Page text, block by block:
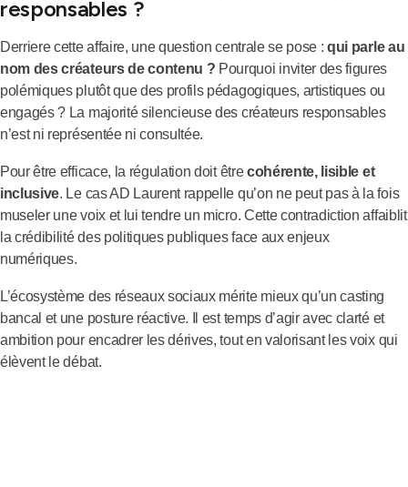
responsables ?
Derriere cette affaire, une question centrale se pose :qui parle au
nom des créateurs de contenu ? Pourquoi inviter des figures
polémiques plutôt que des profils pédagogiques, artistiques ou
engagés ? La majorité silencieuse des créateurs responsables
n’est ni représentée ni consultée.
Pour être efficace, la régulation doit êtrecohérente, lisible et
inclusive. Le cas AD Laurent rappelle qu’on ne peut pas à la fois
museler une voix et lui tendre un micro. Cette contradiction affaiblit
la crédibilité des politiques publiques face aux enjeux
numériques.
L’écosystème des réseaux sociaux mérite mieux qu’un casting
bancal et une posture réactive. Il est temps d’agir avec clarté et
ambition pour encadrer les dérives, tout en valorisant les voix qui
élèvent le débat.